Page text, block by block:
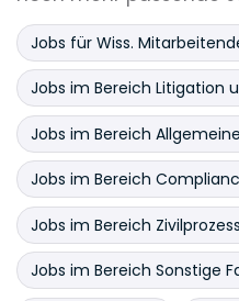
Jobs für Wiss.
Jobs im Bereich Litigation
Jobs im Bereich
Jobs im Bereich
Jobs im Bereich
Jobs im Bereich Sonstige